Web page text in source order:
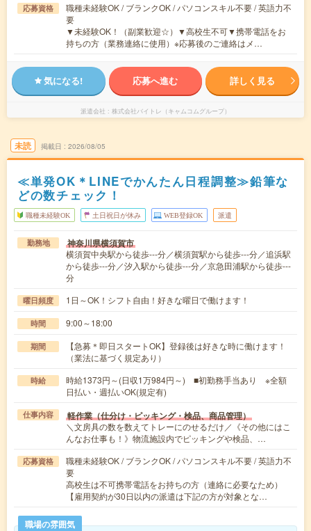
応募資格
職種未経験OK / ブランクOK / パソコンスキル不要 / 英語力不
要
▼未経験OK！（副業歓迎☆）▼高校生不可▼携帯電話をお
持ちの方（業務連絡に使用）※応募後のご連絡はメ…
気になる! 応募へ進む 詳しく見る
派遣会社 株式会社バイトレ（キャムコムグループ）
未読 掲載日 2026/08/05
≪単発OK＊LINEでかんたん日程調整≫鉛筆な
どの数チェック！
職種未経験OK 土日祝日が休み WEB登録OK 派遣
勤務地 神奈川県横須賀市
横須賀中央駅から徒歩---分／横須賀駅から徒歩---分／追浜駅
から徒歩---分／汐入駅から徒歩---分／京急田浦駅から徒歩---
分
曜日頻度 1日～OK！シフト自由！好きな曜日で働けます！
時間 9:00～18:00
期間
【急募＊即日スタートOK】登録後は好きな時に働けます！
（業法に基づく規定あり）
時給
時給1373円～(日収1万984円～) ■初勤務手当あり ※全額
日払い・週払いOK(規定有)
仕事内容 軽作業（仕分け・ピッキング・検品、商品管理）
＼文房具の数を数えてトレーにのせるだけ／《その他にはこ
んなお仕事も！》物流施設内でピッキングや検品、…
応募資格
職種未経験OK / ブランクOK / パソコンスキル不要 / 英語力不
要
高校生は不可携帯電話をお持ちの方（連絡に必要なため）
【雇用契約が30日以内の派遣は下記の方が対象とな…
職場の雰囲気